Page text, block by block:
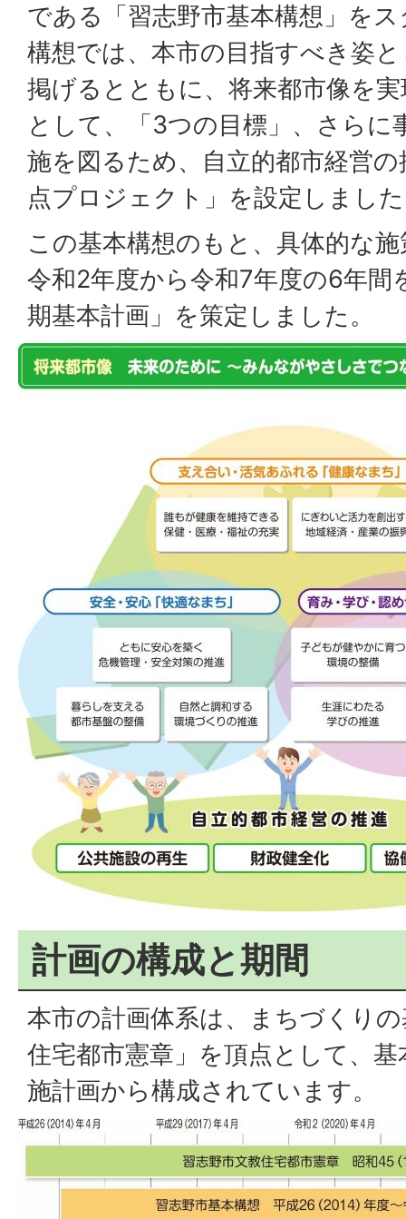
である「習志野市基本構想」を
構想では、本市の目指すべき姿
掲げるとともに、将来都市像を
として、「3つの目標」、さらに
施を図るため、自立的都市経営
点プロジェクト」を設定しまし
この基本構想のもと、具体的な
令和2年度から令和7年度の6年間
期基本計画」を策定しました。
計画の構成と期間
本市の計画体系は、まちづくり
住宅都市憲章」を頂点として、
施計画から構成されています。